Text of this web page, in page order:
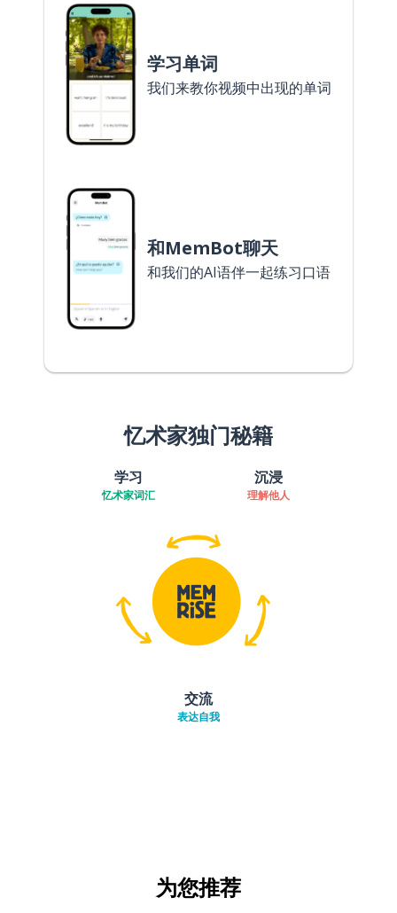
学习单词
我们来教你视频中出现的单词
和MemBot聊天
和我们的AI语伴一起练习口语
忆术家独门秘籍
学习
忆术家词汇
沉浸
理解他人
交流
表达自我
为您推荐